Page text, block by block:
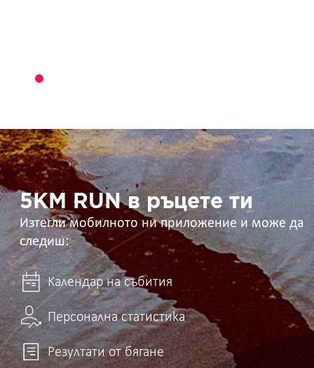
5KM
RUN
в
ръцете
ти 5KM RUN в ръцете ти
Изтегли мобилното ни приложение и може да
следиш:
Календар на събития
Персонална статистика
Резултати от бягане